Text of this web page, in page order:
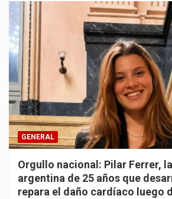
GENERAL
Orgullo nacional: Pilar Ferrer,
argentina de 25 años que
repara el daño cardíaco luego